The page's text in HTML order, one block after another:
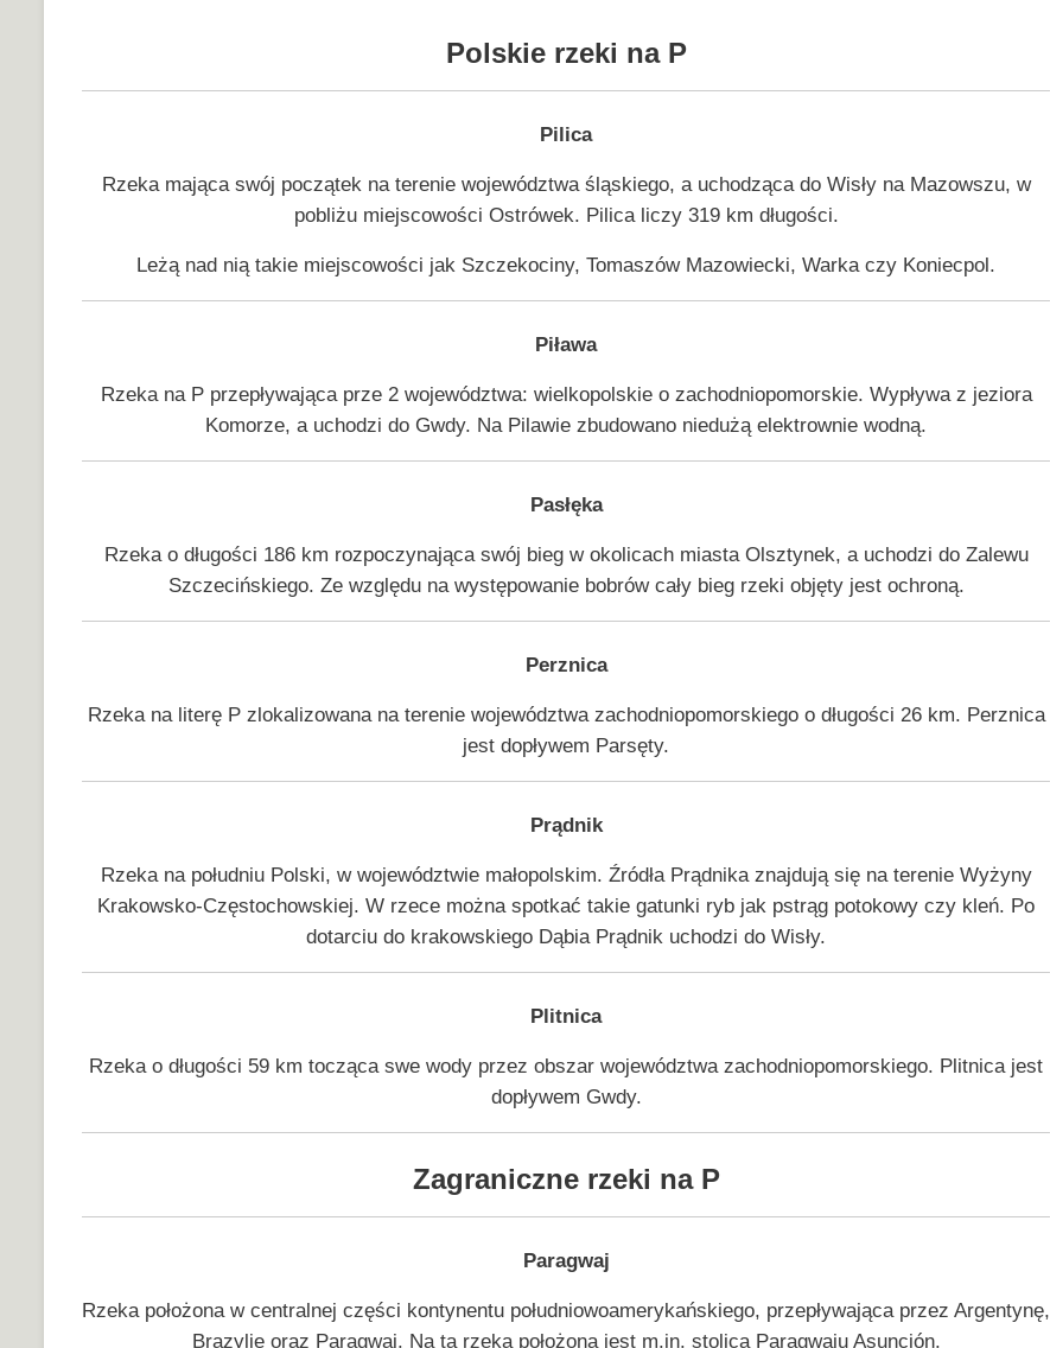
Polskie rzeki na P
Pilica
Rzeka mająca swój początek na terenie województwa śląskiego, a uchodząca do Wisły na Mazowszu, w
pobliżu miejscowości Ostrówek. Pilica liczy 319 km długości.
Leżą nad nią takie miejscowości jak Szczekociny, Tomaszów Mazowiecki, Warka czy Koniecpol.
Piława
Rzeka na P przepływająca prze 2 województwa: wielkopolskie o zachodniopomorskie. Wypływa z jeziora
Komorze, a uchodzi do Gwdy. Na Pilawie zbudowano niedużą elektrownie wodną.
Pasłęka
Rzeka o długości 186 km rozpoczynająca swój bieg w okolicach miasta Olsztynek, a uchodzi do Zalewu
Szczecińskiego. Ze względu na występowanie bobrów cały bieg rzeki objęty jest ochroną.
Perznica
Rzeka na literę P zlokalizowana na terenie województwa zachodniopomorskiego o długości 26 km. Perznica
jest dopływem Parsęty.
Prądnik
Rzeka na południu Polski, w województwie małopolskim. Źródła Prądnika znajdują się na terenie Wyżyny
Krakowsko-Częstochowskiej. W rzece można spotkać takie gatunki ryb jak pstrąg potokowy czy kleń. Po
dotarciu do krakowskiego Dąbia Prądnik uchodzi do Wisły.
Plitnica
Rzeka o długości 59 km tocząca swe wody przez obszar województwa zachodniopomorskiego. Plitnica jest
dopływem Gwdy.
Zagraniczne rzeki na P
Paragwaj
Rzeka położona w centralnej części kontynentu południowoamerykańskiego, przepływająca przez Argentynę,
Brazylię oraz Paragwaj. Na tą rzeką położona jest m.in. stolica Paragwaju Asunción.